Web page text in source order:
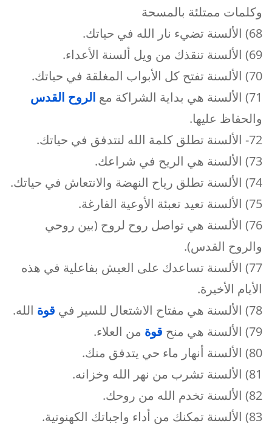
وكلمات ممتلئة بالمسحة
68) الألسنة تضيء نار الله في حياتك.
69) الألسنة تنقذك من ويل ألسنة الأعداء.
70) الألسنة تفتح كل الأبواب المغلقة في حياتك.
71) الألسنة هي بداية الشراكة مع
الروح القدس
والحفاظ عليها.
72- الألسنة تطلق كلمة الله لتتدفق في حياتك.
73) الألسنة هي الريح في شراعك.
74) الألسنة تطلق رياح النهضة والانتعاش في حياتك.
75) الألسنة تعيد تعبئة الأوعية الفارغة.
76) الألسنة هي تواصل روح لروح (بين روحي
والروح القدس).
77) الألسنة تساعدك على العيش بفاعلية في هذه
الأيام الأخيرة.
78) الألسنة هي مفتاح الاشتعال للسير في
قوة الله.
79) الألسنة هي منح
قوة من العلاء.
80) الألسنة أنهار ماء حي يتدفق منك.
81) الألسنة تشرب من نهر الله وخزانه.
82) الألسنة تخدم الله من روحك.
83) الألسنة تمكنك من أداء واجباتك الكهنوتية.